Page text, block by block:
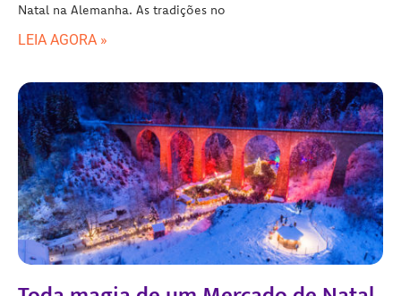
Natal na Alemanha. As tradições no
LEIA AGORA »